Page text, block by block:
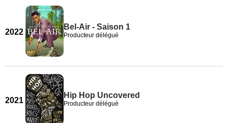
2022
Bel-Air - Saison 1
Producteur délégué
2021
Hip Hop Uncovered
Producteur délégué